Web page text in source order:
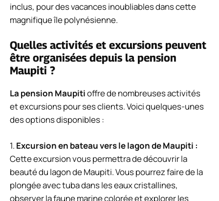
inclus, pour des vacances inoubliables dans cette
magnifique île polynésienne.
Quelles activités et excursions peuvent
être organisées depuis la pension
Maupiti ?
La pension Maupitioffre de nombreuses activités
et excursions pour ses clients. Voici quelques-unes
des options disponibles :
1. Excursion en bateau vers le lagon de Maupiti :
Cette excursion vous permettra de découvrir la
beauté du lagon de Maupiti. Vous pourrez faire de la
plongée avec tuba dans les eaux cristallines,
observer la faune marine colorée et explorer les